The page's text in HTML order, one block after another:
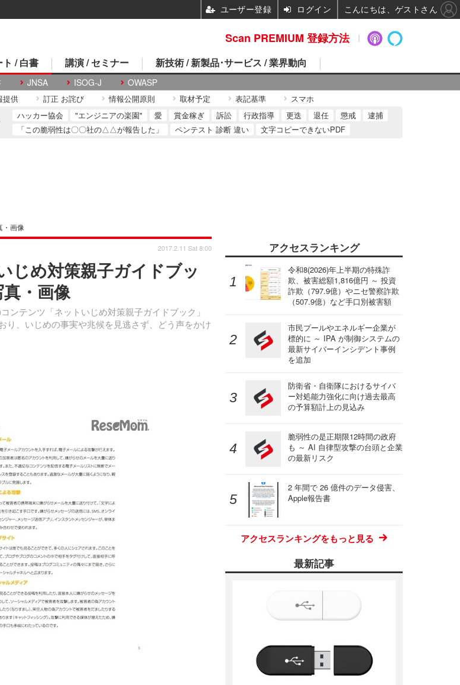
/ 白書
JNSA ISOG-J OWASP
講演 / セミナー 新技術 / 新製品･サービス / 業界動向
提供 訂正 お詫び 情報公開原則 取材予定 表記基準 スマホ
ハッカー協会 "エンジニアの楽園" 愛 賞金稼ぎ 訴訟 行政指導 更迭 退任 懲戒
逮捕
「この脆弱性は〇〇社の△△が報告した」
ペンテスト 診断 違い 文字コピーできないPDF
・画像
じめ対策親子ガイドブッ
・画像
テンツ「ネットいじめ対策親子ガイドブック」
り、いじめの事実や兆候を見逃さず、どう声をかけ
2017.2.11 Sat 8:00 アクセスランキング
令和8(2026)年上半期の特殊詐
欺、被害総額1,816億円 ～ 投資
詐欺（797.9億）やニセ警察詐欺
（507.9億）など手口別被害額
市民プールやエネルギー企業が
標的に ～ IPA が制御システムの
最新サイバーインシデント事例
を追加
防衛省・自衛隊におけるサイバ
ー対処能力強化に向け過去最高
の予算額計上の見込み
脆弱性の是正期限12時間の政府
も ～ AI 自律型攻撃の台頭と企業
の最新リスク
2 年間で 26 億件のデータ侵害、
Apple報告書
アクセスランキングをもっと見る
最新記事
Scan PREMIUM 登録方法
ユーザー登録 ログイン こんにちは、ゲストさん